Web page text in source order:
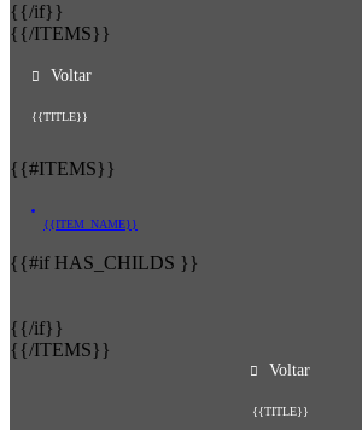
{{/if}}
{{/ITEMS}}
Voltar
{{TITLE}}
{{#ITEMS}}
{{ITEM_NAME}}
{{#if HAS_CHILDS }}
{{/if}}
{{/ITEMS}}
Voltar
{{TITLE}}